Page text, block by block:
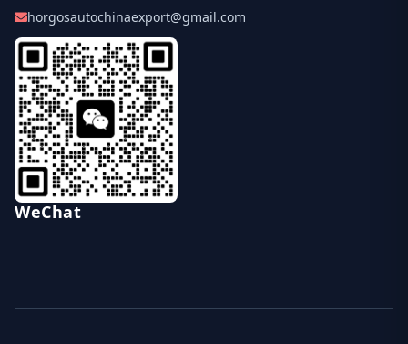
horgosautochinaexport@gmail.com
WeChat